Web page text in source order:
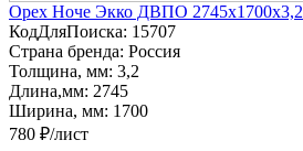
Орех Ноче Экко ДВПО 2745х1700х3,2
КодДляПоиска: 15707
Страна бренда: Россия
Толщина, мм: 3,2
Длина,мм: 2745
Ширина, мм: 1700
780 ₽/лист